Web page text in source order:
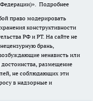
Подробнее
право модерировать
конструктивности
РФ и РТ. На сайте не
брань,
ненависть или
размещение
не соблюдающих эти
в надзорные и